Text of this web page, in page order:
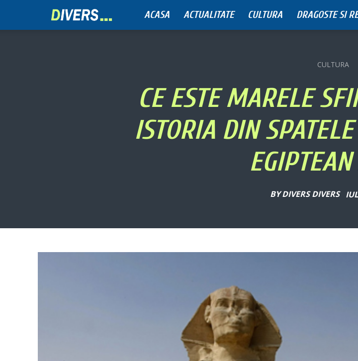
ACASA ACTUALITATE CULTURA DRAGOSTE SI
CULTURA
CE ESTE MARELE
ISTORIA DIN
BYDIVERS DIVERS